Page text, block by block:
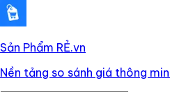
Sản Phẩm RẺ.vn
Nền tảng so sánh giá thông